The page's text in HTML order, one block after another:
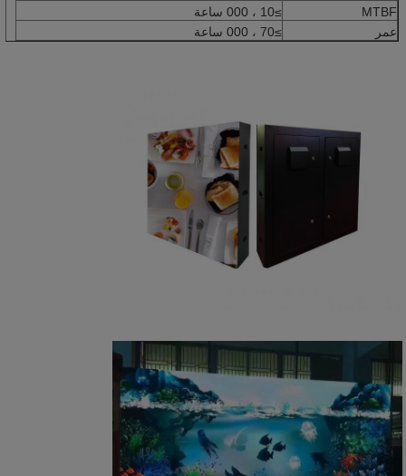
MTBF
≥10 ، 000 ساعة
عمر
≥70 ، 000 ساعة